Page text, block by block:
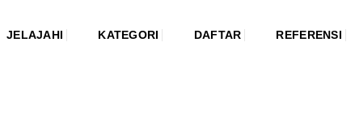
JELAJAHI KATEGORI DAFTAR REFERENSI